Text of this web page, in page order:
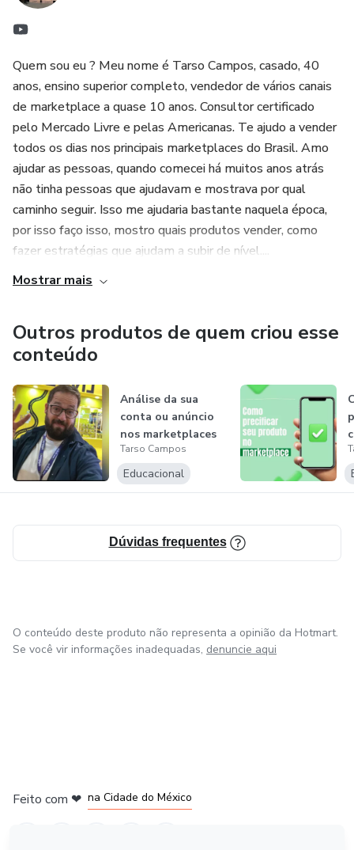
Quem sou eu ? Meu nome é Tarso Campos, casado, 40
anos, ensino superior completo, vendedor de vários canais
de marketplace a quase 10 anos. Consultor certificado
pelo Mercado Livre e pelas Americanas. Te ajudo a vender
todos os dias nos principais marketplaces do Brasil. Amo
ajudar as pessoas, quando comecei há muitos anos atrás
não tinha pessoas que ajudavam e mostrava por qual
caminho seguir. Isso me ajudaria bastante naquela época,
por isso faço isso, mostro quais produtos vender, como
fazer estratégias que ajudam a subir de nível....
Mostrar mais
Outros produtos de quem criou esse
conteúdo
Análise da sua
conta ou anúncio
nos marketplaces
Tarso Campos
Educacional
Dúvidas frequentes
O conteúdo deste produto não representa a opinião da Hotmart.
Se você vir informações inadequadas, denuncie aqui
Feito com ❤ na Cidade do México